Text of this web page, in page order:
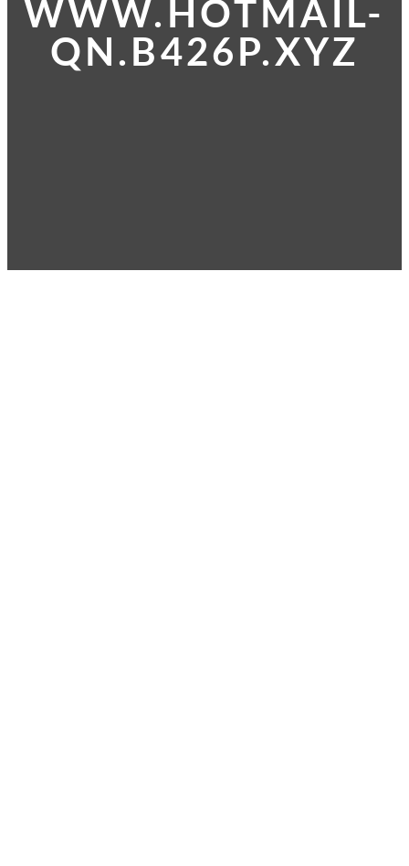
WWW.HOTMAIL-
QN.B426P.XYZ